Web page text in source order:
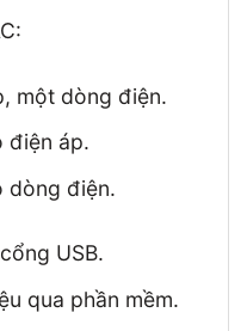
một dòng điện.
điện áp.
dòng điện.
USB.
qua phần mềm.